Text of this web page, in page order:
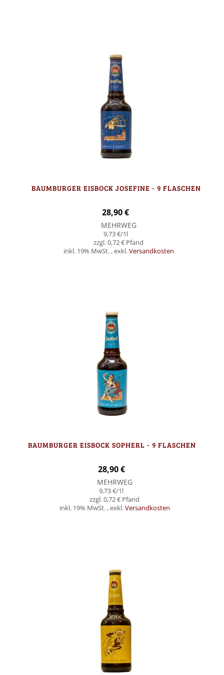
BAUMBURGER EISBOCK JOSEFINE - 9 FLASCHEN
28,90 €
MEHRWEG
9,73 €/1l
0,72 €
inkl. 19% MwSt. ,exkl.Versandkosten
BAUMBURGER EISBOCK SOPHERL - 9 FLASCHEN
28,90 €
MEHRWEG
9,73 €/1l
0,72 €
inkl. 19% MwSt. ,exkl.Versandkosten